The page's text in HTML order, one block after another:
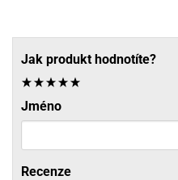
Jak produkt hodnotíte?
Jméno
Recenze